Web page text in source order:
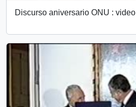
Discurso aniversario ONU : video